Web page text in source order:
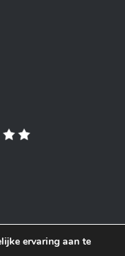
ervaring aan te